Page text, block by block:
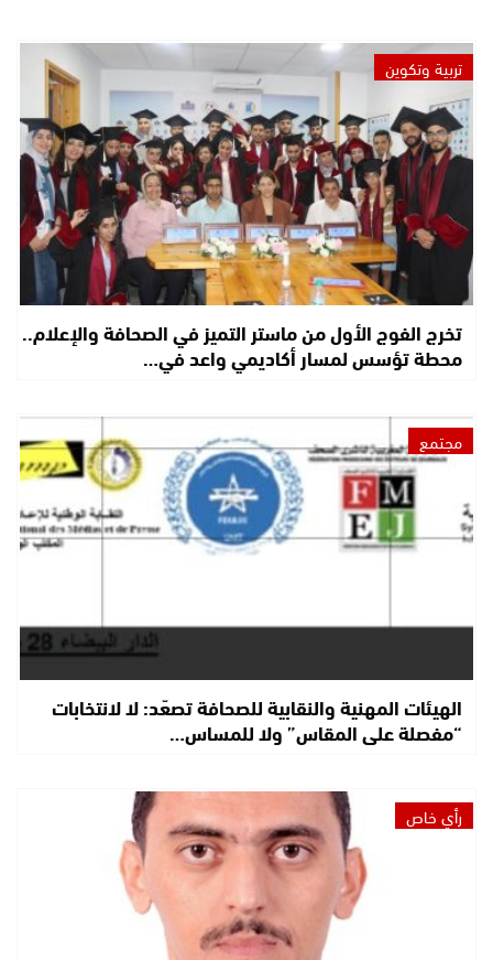
تربية وتكوين
تخرج الفوج الأول من ماستر التميز في الصحافة والإعلام..
محطة تؤسس لمسار أكاديمي واعد في…
مجتمع
الهيئات المهنية والنقابية للصحافة تصعّد: لا لانتخابات
“مفصلة على المقاس” ولا للمساس…
رأي خاص